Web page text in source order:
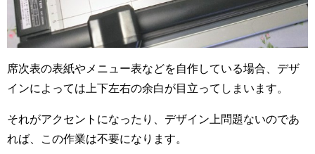
席次表の表紙やメニュー表などを自作している場合、デザ
インによっては上下左右の余白が目立ってしまいます。
それがアクセントになったり、デザイン上問題ないのであ
れば、この作業は不要になります。